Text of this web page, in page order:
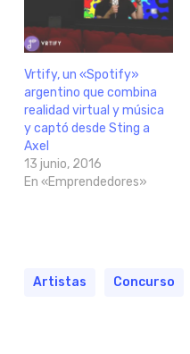
Vrtify, un «Spotify»
argentino que combina
realidad virtual y música
y captó desde Sting a
Axel
13 junio, 2016
En «Emprendedores»
Artistas Concurso